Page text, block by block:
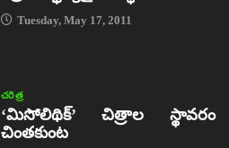
Tuesday, May 17, 2011
చరిత్ర
‘మిసోలిథిక్‌’ చిత్రాల స్థావరం
చింతకుంట